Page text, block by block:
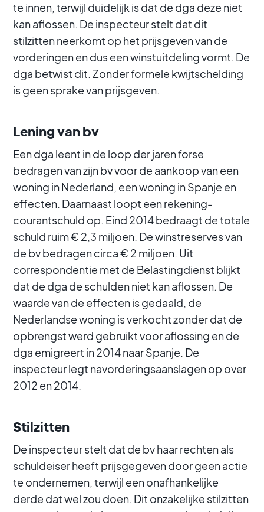
te innen, terwijl duidelijk is dat de dga deze niet
kan aflossen. De inspecteur stelt dat dit
stilzitten neerkomt op het prijsgeven van de
vorderingen en dus een winstuitdeling vormt. De
dga betwist dit. Zonder formele kwijtschelding
is geen sprake van prijsgeven.
Lening van bv
Een dga leent in de loop der jaren forse
bedragen van zijn bv voor de aankoop van een
woning in Nederland, een woning in Spanje en
effecten. Daarnaast loopt een rekening-
courantschuld op. Eind 2014 bedraagt de totale
schuld ruim € 2,3 miljoen. De winstreserves van
de bv bedragen circa € 2 miljoen. Uit
correspondentie met de Belastingdienst blijkt
dat de dga de schulden niet kan aflossen. De
waarde van de effecten is gedaald, de
Nederlandse woning is verkocht zonder dat de
opbrengst werd gebruikt voor aflossing en de
dga emigreert in 2014 naar Spanje. De
inspecteur legt navorderingsaanslagen op over
2012 en 2014.
Stilzitten
De inspecteur stelt dat de bv haar rechten als
schuldeiser heeft prijsgegeven door geen actie
te ondernemen, terwijl een onafhankelijke
derde dat wel zou doen. Dit onzakelijke stilzitten